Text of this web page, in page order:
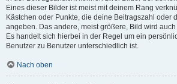
Eines dieser Bilder ist meist mit deinem Rang
Kästchen oder Punkte, die deine Beitragszahl oder
angeben. Das andere, meist größere, Bild wird auch
Es handelt sich hierbei in der Regel um ein
Benutzer zu Benutzer unterschiedlich ist.
Nach oben